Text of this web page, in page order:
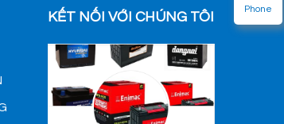
Phone
KẾT NỐI VỚI CHÚNG TÔI